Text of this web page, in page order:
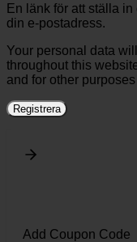
En länk för att ställa in
din e-postadress.
Your personal data
throughout this
and for other
Registrera
Add Coupon Code